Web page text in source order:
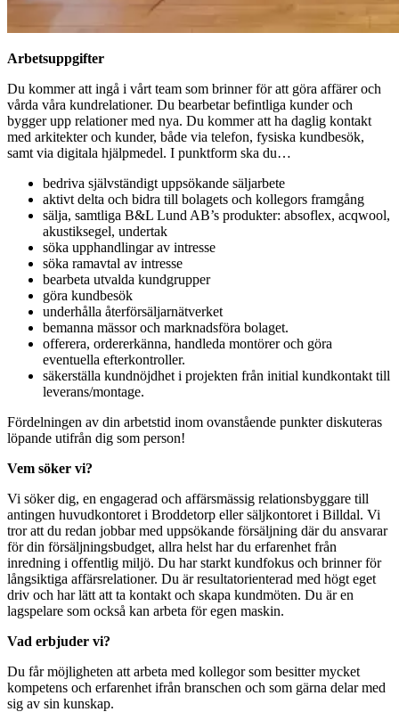
Arbetsuppgifter
Du kommer att ingå i vårt team som brinner för att göra affärer och
vårda våra kundrelationer. Du bearbetar befintliga kunder och
bygger upp relationer med nya. Du kommer att ha daglig kontakt
med arkitekter och kunder, både via telefon, fysiska kundbesök,
samt via digitala hjälpmedel. I punktform ska du…
bedriva självständigt uppsökande säljarbete
aktivt delta och bidra till bolagets och kollegors framgång
sälja, samtliga B&L Lund AB’s produkter: absoflex, acqwool,
akustiksegel, undertak
söka upphandlingar av intresse
söka ramavtal av intresse
bearbeta utvalda kundgrupper
göra kundbesök
underhålla återförsäljarnätverket
bemanna mässor och marknadsföra bolaget.
offerera, ordererkänna, handleda montörer och göra
eventuella efterkontroller.
säkerställa kundnöjdhet i projekten från initial kundkontakt till
leverans/montage.
Fördelningen av din arbetstid inom ovanstående punkter diskuteras
löpande utifrån dig som person!
Vem söker vi?
Vi söker dig, en engagerad och affärsmässig relationsbyggare till
antingen huvudkontoret i Broddetorp eller säljkontoret i Billdal. Vi
tror att du redan jobbar med uppsökande försäljning där du ansvarar
för din försäljningsbudget, allra helst har du erfarenhet från
inredning i offentlig miljö. Du har starkt kundfokus och brinner för
långsiktiga affärsrelationer. Du är resultatorienterad med högt eget
driv och har lätt att ta kontakt och skapa kundmöten. Du är en
lagspelare som också kan arbeta för egen maskin.
Vad erbjuder vi?
Du får möjligheten att arbeta med kollegor som besitter mycket
kompetens och erfarenhet ifrån branschen och som gärna delar med
sig av sin kunskap.